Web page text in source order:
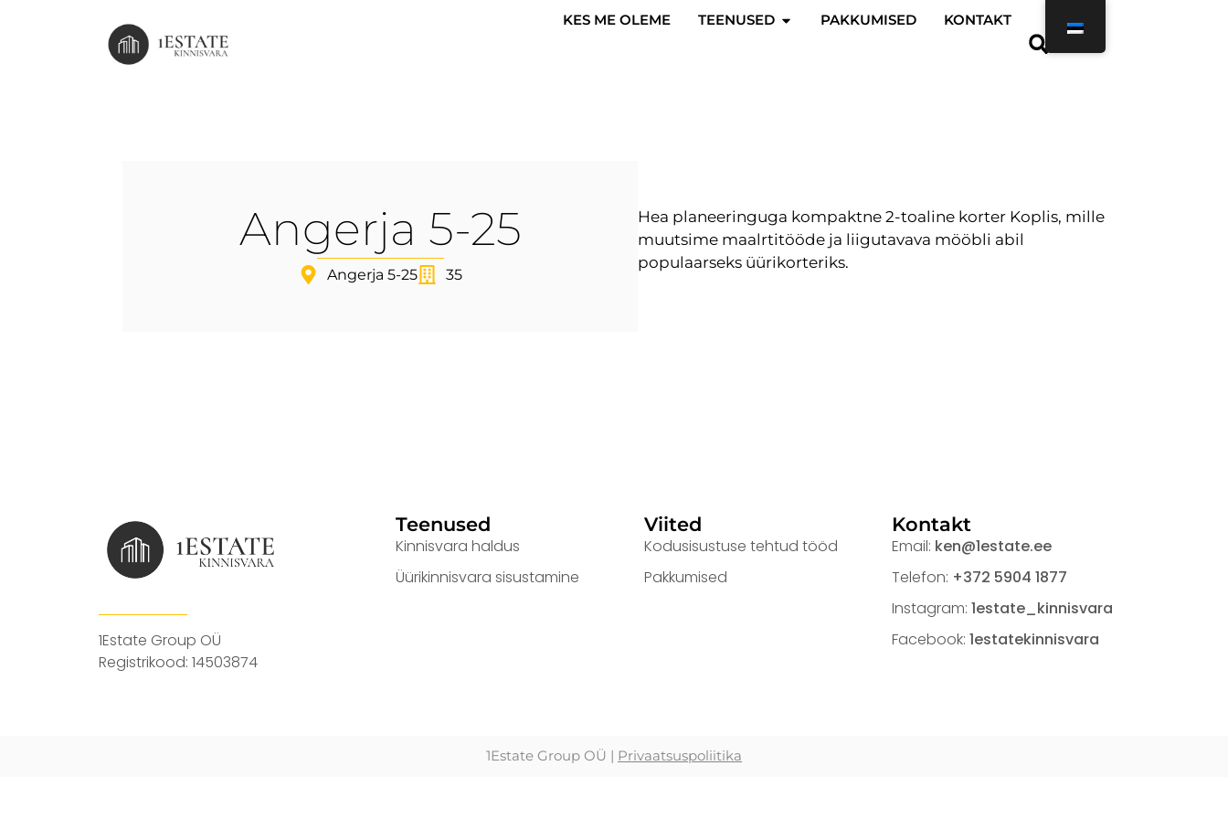
KES ME OLEME TEENUSED PAKKUMISED KONTAKT
Angerja 5-25
Angerja 5-25 35
Hea planeeringuga kompaktne 2-toaline korter Koplis, mille
muutsime maalrtitööde ja liigutavava mööbli abil
populaarseks üürikorteriks.
1Estate Group OÜ
Registrikood: 14503874
Teenused
Kinnisvara haldus
Üürikinnisvara sisustamine
Viited
Kodusisustuse tehtud tööd
Pakkumised
Kontakt
Email: ken@1estate.ee
Telefon: +372 5904 1877
Instagram: 1estate_kinnisvara
Facebook: 1estatekinnisvara
1Estate Group OÜ | Privaatsuspoliitika